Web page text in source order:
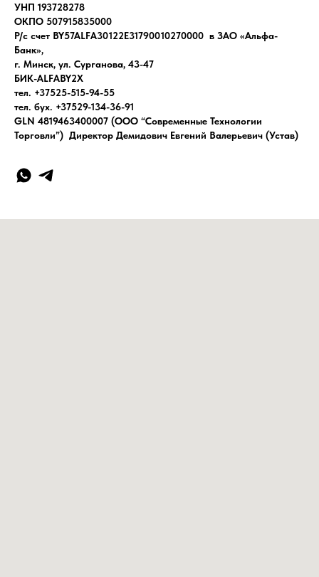
УНП 193728278
ОКПО 507915835000
Р/с счет BY57ALFA30122E31790010270000 в ЗАО «Альфа-
Банк»,
г. Минск, ул. Сурганова, 43-47
БИК-ALFABY2X
тел. +37525-515-94-55
тел. бух. +37529-134-36-91
GLN 4819463400007 (ООО “Современные Технологии
Торговли”) Директор Демидович Евгений Валерьевич (Устав)